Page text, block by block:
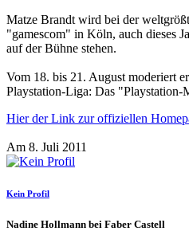
Matze Brandt wird bei der
"gamescom" in Köln, auch dieses
auf der Bühne stehen.
Vom 18. bis 21. August moderiert
Playstation-Liga: Das "Playstation-
Hier der Link zur offiziellen
Am 8. Juli 2011
Kein Profil
Nadine Hollmann bei Faber Castell